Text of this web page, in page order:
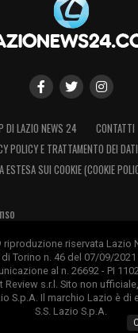
DI LAZIO NEWS 24 CONTATTI
POLICY E TRATTAMENTO DEI
ESTESA SUI COOKIE (COOKIE
riservata Lazio
Torino n. 46 del 07/09/
al n. 26692 - PI
Review s.r.l. Sito non
S.p.A. Il marchio Lazio è di
S.S. Lazio S.p.A.